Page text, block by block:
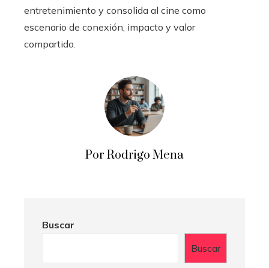
entretenimiento y consolida al cine como
escenario de conexión, impacto y valor
compartido.
Por Rodrigo Mena
Buscar
Buscar